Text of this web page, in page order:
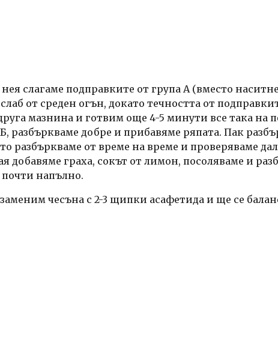
слагаме подправките от група А (вместо
от среден огън, докато течността от
мазнина и готвим още 4-5 минути все така на
разбъркваме добре и прибавяме ряпата. Пак
разбъркваме от време на време и проверяваме
добавяме граха, сокът от лимон, посоляваме и
почти напълно.
чесъна с 2-3 щипки асафетида и ще се